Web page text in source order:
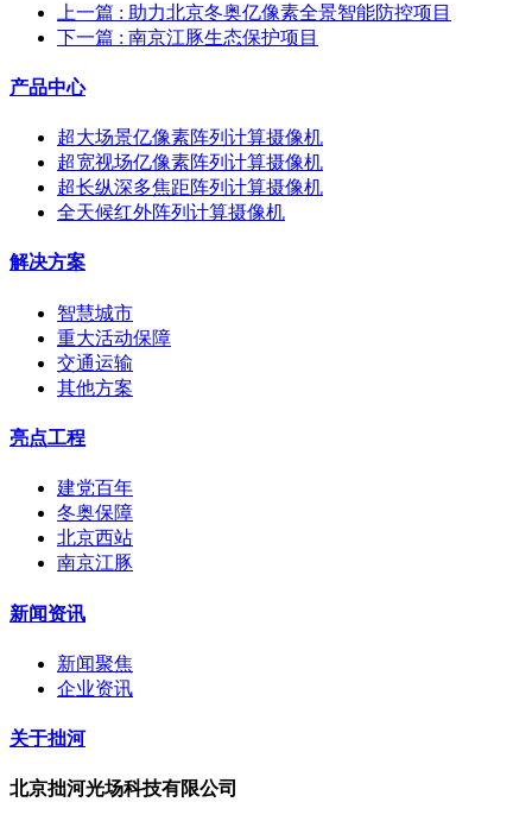
上一篇 : 助力北京冬奥亿像素全景智能防控项目
下一篇 : 南京江豚生态保护项目
产品中心
超大场景亿像素阵列计算摄像机
超宽视场亿像素阵列计算摄像机
超长纵深多焦距阵列计算摄像机
全天候红外阵列计算摄像机
解决方案
智慧城市
重大活动保障
交通运输
其他方案
亮点工程
建党百年
冬奥保障
北京西站
南京江豚
新闻资讯
新闻聚焦
企业资讯
关于拙河
北京拙河光场科技有限公司